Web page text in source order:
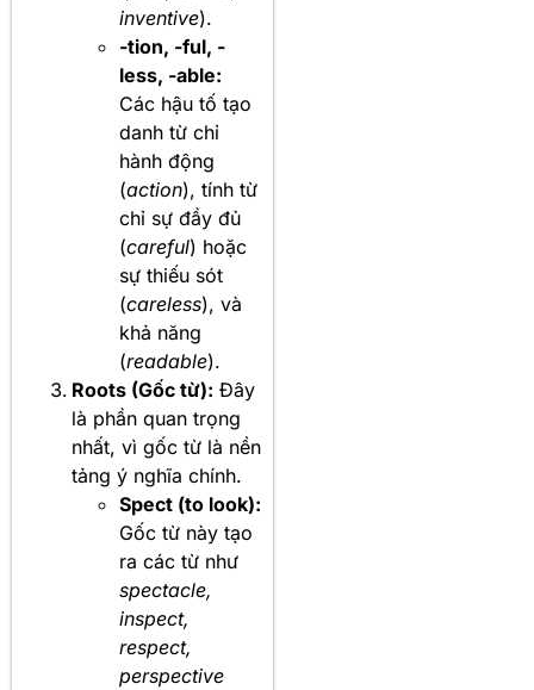
inventive).
-tion, -ful, -
less, -able:
Các hậu tố tạo
danh từ chỉ
hành động
(action), tính từ
chỉ sự đầy đủ
(careful) hoặc
sự thiếu sót
(careless), và
khả năng
(readable).
Roots (Gốc từ): Đây
là phần quan trọng
nhất, vì gốc từ là nền
tảng ý nghĩa chính.
Spect (to look):
Gốc từ này tạo
ra các từ như
spectacle,
inspect,
respect,
perspective